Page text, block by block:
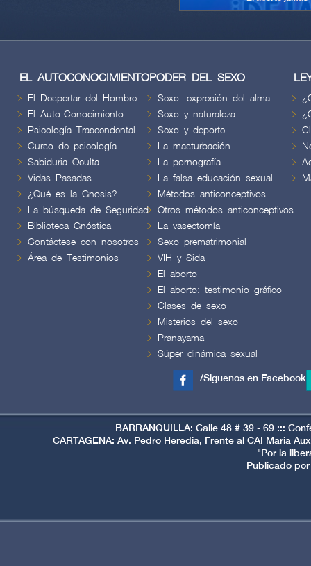
EL AUTOCONOCIMIENTO
El Despertar del Hombre
El Auto-Conocimiento
Psicología Trascendental
Curso de psicología
Sabiduria Oculta
Vidas Pasadas
¿Qué es la Gnosis?
La búsqueda de Seguridad
Biblioteca Gnóstica
Contáctese con nosotros
Área de Testimonios
PODER DEL SEXO
Sexo: expresión del alma
Sexo y naturaleza
Sexo y deporte
La masturbación
La pornografía
La falsa educación sexual
Métodos anticonceptivos
Otros métodos anticonceptivos
La vasectomía
Sexo prematrimonial
VIH y Sida
El aborto
El aborto: testimonio gráfico
Clases de sexo
Misterios del sexo
Pranayama
Súper dinámica sexual
/Siguenos en Facebook
BARRANQUILLA: Calle 48 # 39 - 69 :::
CARTAGENA: Av. Pedro Heredia, Frente al CAI Maria
"Por la
Publicado